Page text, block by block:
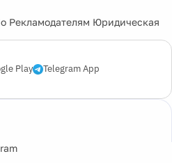
Рекламодателям Юридическая
Play Telegram App